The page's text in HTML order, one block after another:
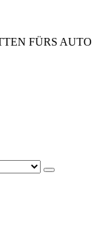
FÜRS AUTO